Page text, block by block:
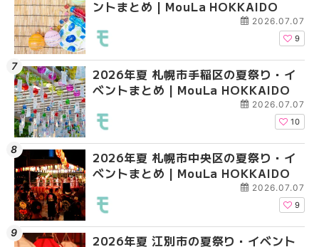
ントまとめ | MouLa HOKKAIDO
2026.07.07
9
2026年夏 札幌市手稲区の夏祭り・イ
ベントまとめ | MouLa HOKKAIDO
2026.07.07
10
2026年夏 札幌市中央区の夏祭り・イ
ベントまとめ | MouLa HOKKAIDO
2026.07.07
9
2026年夏 江別市の夏祭り・イベント
ベントまとめ |
2026年夏 札幌市豊平
ベントまとめ |
2026年夏 札幌市南区
ントまとめ | MouLa
2026年夏 札幌市中央
ベントまとめ |
札幌の麻辣湯（マーラ
め専門店6選！本場の
新店まで徹底比較 |
2026年夏 札幌市豊平
ベントまとめ |
【新千歳空港】新カー